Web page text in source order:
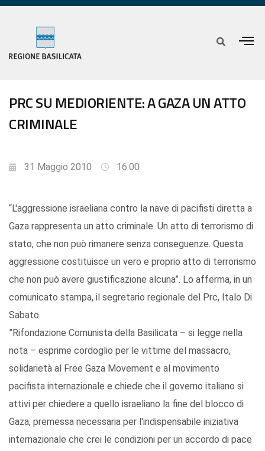
PRC SU MEDIORIENTE: A GAZA UN ATTO
CRIMINALE
31 Maggio 2010 16:00
“L'aggressione israeliana contro la nave di pacifisti diretta a
Gaza rappresenta un atto criminale. Un atto di terrorismo di
stato, che non può rimanere senza conseguenze. Questa
aggressione costituisce un vero e proprio atto di terrorismo
che non può avere giustificazione alcuna”. Lo afferma, in un
comunicato stampa, il segretario regionale del Prc, Italo Di
Sabato.
”Rifondazione Comunista della Basilicata – si legge nella
nota – esprime cordoglio per le vittime del massacro,
solidarietà al Free Gaza Movement e al movimento
pacifista internazionale e chiede che il governo italiano si
attivi per chiedere a quello israeliano la fine del blocco di
Gaza, premessa necessaria per l'indispensabile iniziativa
internazionale che crei le condizioni per un accordo di pace